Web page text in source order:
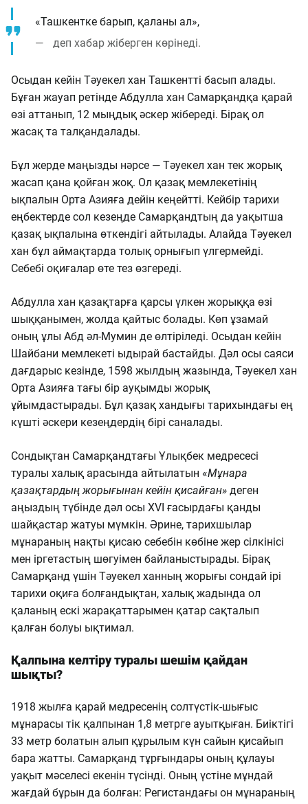
«Ташкентке барып, қаланы ал»,
деп хабар жіберген көрінеді.
Осыдан кейін Тәуекел хан Ташкентті басып алады.
Бұған жауап ретінде Абдулла хан Самарқандқа қарай
өзі аттанып, 12 мыңдық әскер жібереді. Бірақ ол
жасақ та талқандалады.
Бұл жерде маңызды нәрсе — Тәуекел хан тек жорық
жасап қана қойған жоқ. Ол қазақ мемлекетінің
ықпалын Орта Азияға дейін кеңейтті. Кейбір тарихи
еңбектерде сол кезеңде Самарқандтың да уақытша
қазақ ықпалына өткендігі айтылады. Алайда Тәуекел
хан бұл аймақтарда толық орнығып үлгермейді.
Себебі оқиғалар өте тез өзгереді.
Абдулла хан қазақтарға қарсы үлкен жорыққа өзі
шыққанымен, жолда қайтыс болады. Көп ұзамай
оның ұлы Абд әл-Мумин де өлтіріледі. Осыдан кейін
Шайбани мемлекеті ыдырай бастайды. Дәл осы саяси
дағдарыс кезінде, 1598 жылдың жазында, Тәуекел хан
Орта Азияға тағы бір ауқымды жорық
ұйымдастырады. Бұл қазақ хандығы тарихындағы ең
күшті әскери кезеңдердің бірі саналады.
Сондықтан Самарқандтағы Ұлықбек медресесі
туралы халық арасында айтылатын «Мұнара
қазақтардың жорығынан кейін қисайған» деген
аңыздың түбінде дәл осы XVI ғасырдағы қанды
шайқастар жатуы мүмкін. Әрине, тарихшылар
мұнараның нақты қисаю себебін көбіне жер сілкінісі
мен іргетастың шөгуімен байланыстырады. Бірақ
Самарқанд үшін Тәуекел ханның жорығы сондай ірі
тарихи оқиға болғандықтан, халық жадында ол
қаланың ескі жарақаттарымен қатар сақталып
қалған болуы ықтимал.
Қалпына келтіру туралы шешім қайдан
шықты?
1918 жылға қарай медресенің солтүстік-шығыс
мұнарасы тік қалпынан 1,8 метрге ауытқыған. Биіктігі
33 метр болатын алып құрылым күн сайын қисайып
бара жатты. Самарқанд тұрғындары оның құлауы
уақыт мәселесі екенін түсінді. Оның үстіне мұндай
жағдай бұрын да болған: Регистандағы он мұнараның